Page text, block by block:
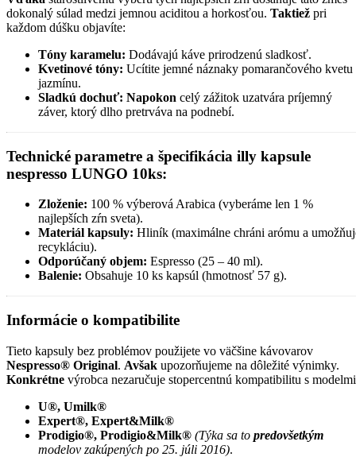
dokonalý súlad medzi jemnou aciditou a horkosťou. Taktiež pri
každom dúšku objavíte:
Tóny karamelu: Dodávajú káve prirodzenú sladkosť.
Kvetinové tóny: Ucítite jemné náznaky pomarančového kvetu
jazmínu.
Sladkú dochuť: Napokon celý zážitok uzatvára príjemný
záver, ktorý dlho pretrváva na podnebí.
Technické parametre a špecifikácia illy kapsule
nespresso LUNGO 10ks:
Zloženie: 100 % výberová Arabica (vyberáme len 1 %
najlepších zŕn sveta).
Materiál kapsuly: Hliník (maximálne chráni arómu a
recykláciu).
Odporúčaný objem: Espresso (25 – 40 ml).
Balenie: Obsahuje 10 ks kapsúl (hmotnosť 57 g).
Informácie o kompatibilite
Tieto kapsuly bez problémov použijete vo väčšine kávovarov
Nespresso® Original. Avšak upozorňujeme na dôležité výnimky.
Konkrétne výrobca nezaručuje stopercentnú kompatibilitu s
U®, Umilk®
Expert®, Expert&Milk®
Prodigio®, Prodigio&Milk® (Týka sa to predovšetkým
modelov zakúpených po 25. júli 2016).